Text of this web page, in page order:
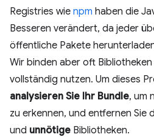
Registries wie npm haben die
Besseren verändert, da jeder
öffentliche Pakete
Wir binden aber oft
vollständig nutzen. Um dieses
analysieren Sie Ihr Bundle, um
zu erkennen, und entfernen Sie
und unnötige Bibliotheken.